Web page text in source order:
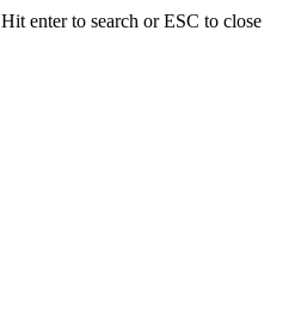
Hit enter to search or ESC to close